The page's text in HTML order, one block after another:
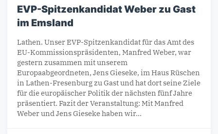
EVP-Spitzenkandidat Weber zu Gast
im Emsland
Lathen. Unser EVP-Spitzenkandidat für das Amt des
EU-Kommissionspräsidenten, Manfred Weber, war
gestern zusammen mit unserem
Europaabgeordneten, Jens Gieseke, im Haus Rüschen
in Lathen-Fresenburg zu Gast und hat dort seine Ziele
für die europäischer Politik der nächsten fünf Jahre
präsentiert. Fazit der Veranstaltung: Mit Manfred
Weber und Jens Gieseke haben wir…